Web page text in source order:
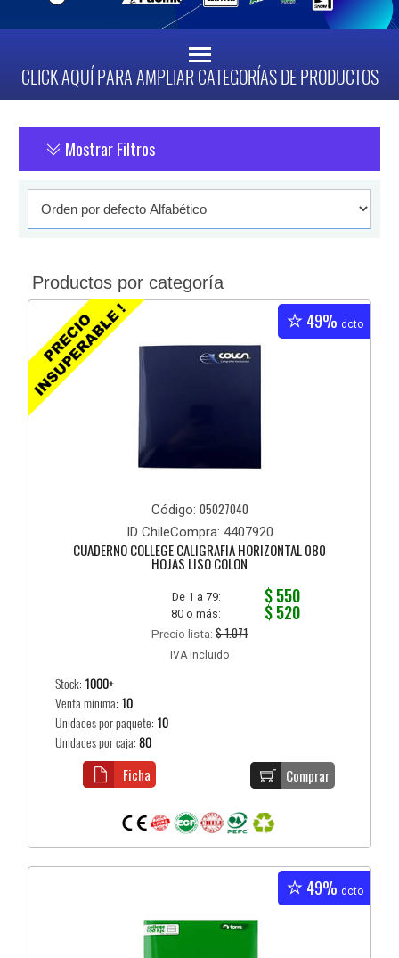
CLICK AQUÍ PARA AMPLIAR CATEGORÍAS DE PRODUCTOS
Mostrar Filtros
Productos por categoría
49% dcto
Código: 05027040
ID ChileCompra: 4407920
CUADERNO COLLEGE CALIGRAFIA HORIZONTAL 080
HOJAS LISO COLON
De 1 a 79: $ 550
80 o más: $ 520
Precio lista: $ 1.071
IVA Incluido
Stock: 1000+
Venta mínima: 10
Unidades por paquete: 10
Unidades por caja:80
Comprar
Ficha
49% dcto